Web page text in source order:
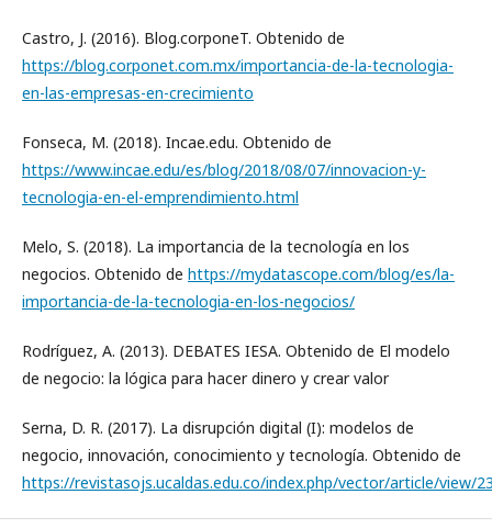
Castro, J. (2016). Blog.corponeT. Obtenido de
https://blog.corponet.com.mx/importancia-de-la-tecnologia-
en-las-empresas-en-crecimiento
Fonseca, M. (2018). Incae.edu. Obtenido de
https://www.incae.edu/es/blog/2018/08/07/innovacion-y-
tecnologia-en-el-emprendimiento.html
Melo, S. (2018). La importancia de la tecnología en los
negocios. Obtenido de https://mydatascope.com/blog/es/la-
importancia-de-la-tecnologia-en-los-negocios/
Rodríguez, A. (2013). DEBATES IESA. Obtenido de El modelo
de negocio: la lógica para hacer dinero y crear valor
Serna, D. R. (2017). La disrupción digital (I): modelos de
negocio, innovación, conocimiento y tecnología. Obtenido de
https://revistasojs.ucaldas.edu.co/index.php/vector/article/view/